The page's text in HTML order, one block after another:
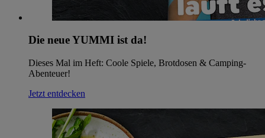
Die neue YUMMI ist da!
Dieses Mal im Heft: Coole Spiele, Brotdosen & Camping-
Abenteuer!
Jetzt entdecken